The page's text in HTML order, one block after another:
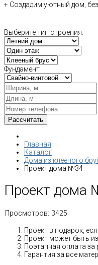
+ Создадим уютный дом,
Выберите тип строения:
Фундамент
Главная
Каталог
Дома из клееного
Проект дома №34
Проект дома
Просмотров: 3425
Проект в подарок,
Проект может быть
Поэтапная оплата за
Гарантия за все